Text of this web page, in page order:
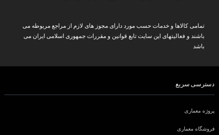
تمامی کالاها و خدمات حسب مورد دارای مجوز های لازم از مراجع مربوطه می
باشند و فعالیتهای این سایت تابع قوانین و مقررات جمهوری اسلامی ایران می
باشد
دسترسی سریع
پروژه معماری
فروشگاه معماری